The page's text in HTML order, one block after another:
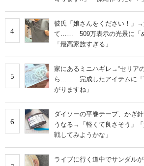
4
彼氏「娘さんをください！」
て…… 509万表示の光景に「め
「最高家族すぎる」
5
家にあるミニハギレ→“セリア
ら…… 完成したアイテムに「
がりますね」
6
ダイソーの平巻テープ、かぎ
うなる→「軽くて良さそう」
戦してみようかな」
ライブに行く道中でサンダル